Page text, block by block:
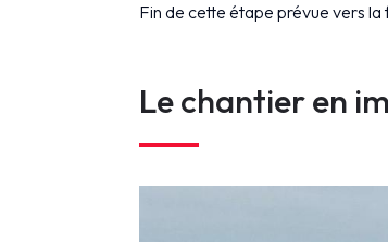
Fin de cette étape prévue vers la
Le chantier en